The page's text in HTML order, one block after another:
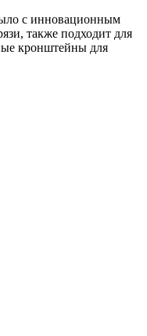
с инновационным
также подходит для
кронштейны для